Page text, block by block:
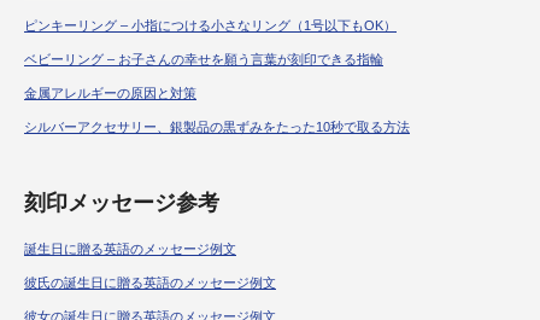
ピンキーリング – 小指につける小さなリング（1号以下もOK）
ベビーリング – お子さんの幸せを願う言葉が刻印できる指輪
金属アレルギーの原因と対策
シルバーアクセサリー、銀製品の黒ずみをたった10秒で取る方法
刻印メッセージ参考
誕生日に贈る英語のメッセージ例文
彼氏の誕生日に贈る英語のメッセージ例文
彼女の誕生日に贈る英語のメッセージ例文